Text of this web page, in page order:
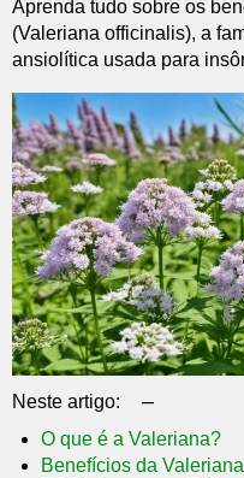
Aprenda tudo sobre os
(Valeriana officinalis), a
ansiolítica usada para
Neste artigo: –
O que é a Valeriana?
Benefícios da Valeriana